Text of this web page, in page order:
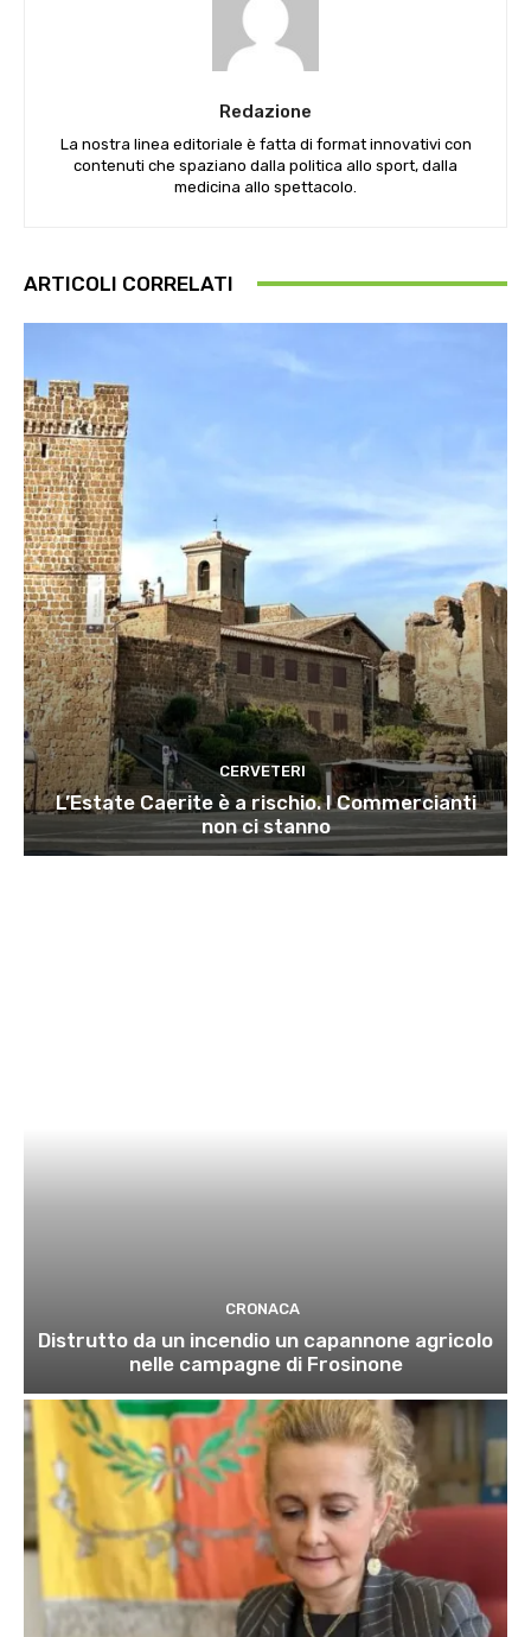
Redazione
La nostra linea editoriale è fatta di format innovativi con
contenuti che spaziano dalla politica allo sport, dalla
medicina allo spettacolo.
ARTICOLI CORRELATI
CERVETERI
L’Estate Caerite è a rischio. I Commercianti
non ci stanno
CRONACA
Distrutto da un incendio un capannone agricolo
nelle campagne di Frosinone